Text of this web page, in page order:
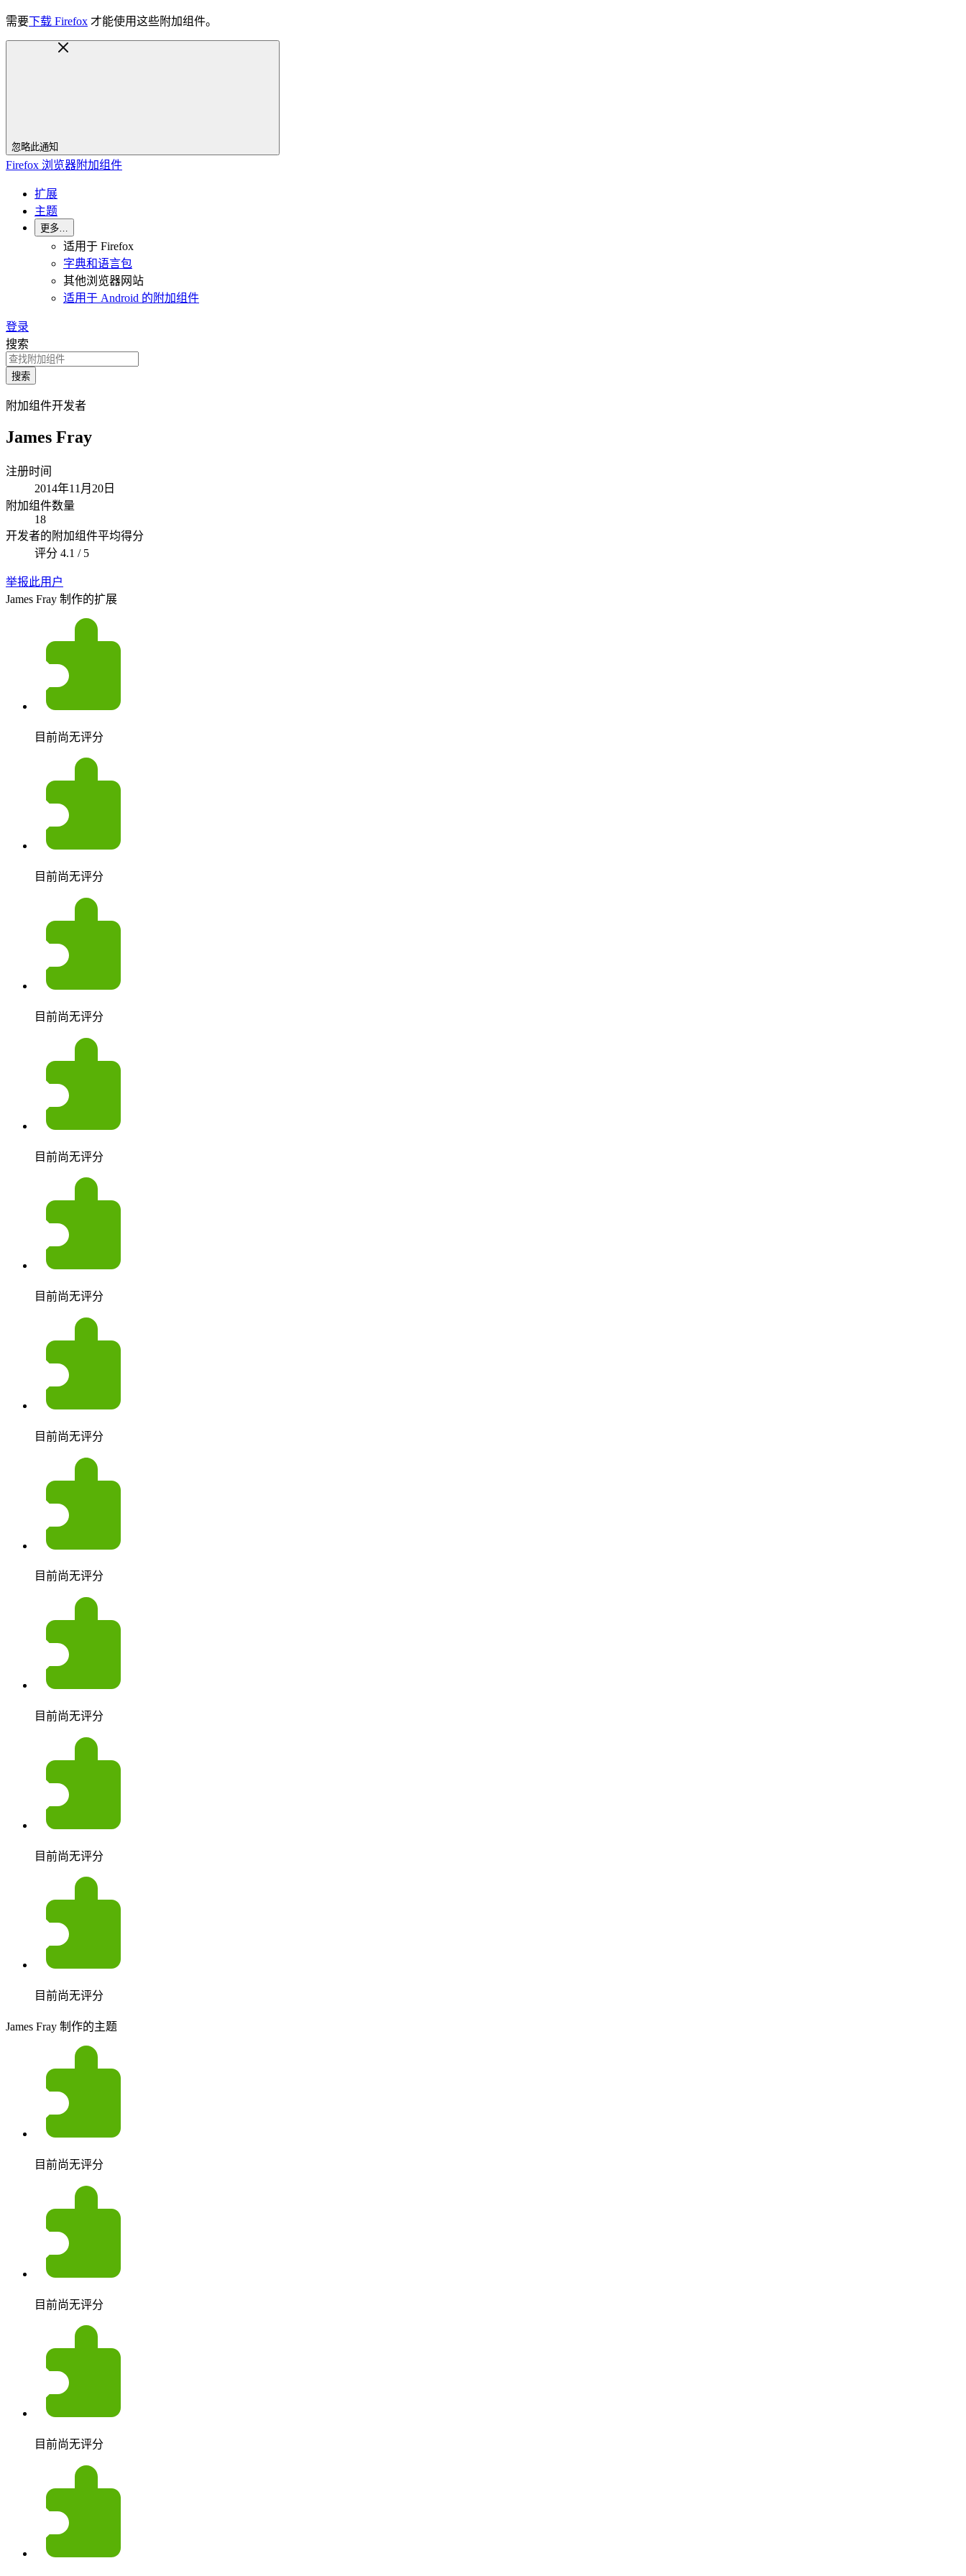
需要下载 Firefox 才能使用这些附加组件。
忽略此通知
Firefox 浏览器附加组件
扩展
主题
更多…
适用于 Firefox
字典和语言包
其他浏览器网站
适用于 Android 的附加组件
登录
搜索
搜索
附加组件开发者
James Fray
注册时间
2014年11月20日
附加组件数量
18
开发者的附加组件平均得分
评分 4.1 / 5
举报此用户
James Fray 制作的扩展
目前尚无评分
目前尚无评分
目前尚无评分
目前尚无评分
目前尚无评分
目前尚无评分
目前尚无评分
目前尚无评分
目前尚无评分
目前尚无评分
James Fray 制作的主题
目前尚无评分
目前尚无评分
目前尚无评分